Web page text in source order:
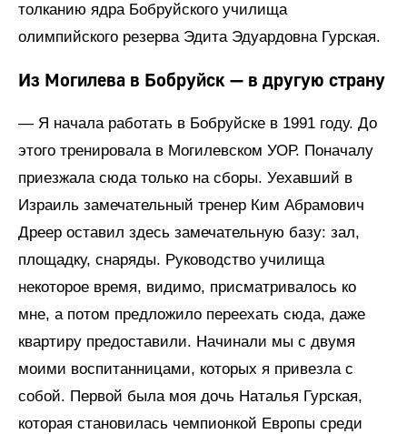
толканию ядра Бобруйского училища
олимпийского резерва Эдита Эдуардовна Гурская.
Из Могилева в Бобруйск — в другую страну
— Я начала работать в Бобруйске в 1991 году. До
этого тренировала в Могилевском УОР. Поначалу
приезжала сюда только на сборы. Уехавший в
Израиль замечательный тренер Ким Абрамович
Дреер оставил здесь замечательную базу: зал,
площадку, снаряды. Руководство училища
некоторое время, видимо, присматривалось ко
мне, а потом предложило переехать сюда, даже
квартиру предоставили. Начинали мы с двумя
моими воспитанницами, которых я привезла с
собой. Первой была моя дочь Наталья Гурская,
которая становилась чемпионкой Европы среди